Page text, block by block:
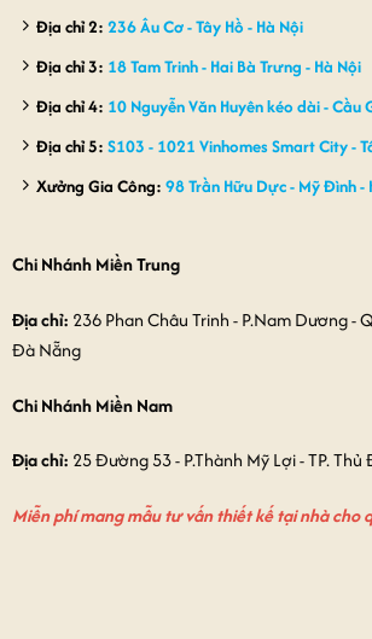
Địa chỉ 2: 236 Âu Cơ - Tây Hồ - Hà Nội
Địa chỉ 3: 18 Tam Trinh - Hai Bà Trưng - Hà Nội
Địa chỉ 4: 10 Nguyễn Văn Huyên kéo dài - Cầu
Địa chỉ 5: S103 - 1021 Vinhomes Smart City -
Xưởng Gia Công: 98 Trần Hữu Dực - Mỹ Đình -
Chi Nhánh Miền Trung
Địa chỉ: 236 Phan Châu Trinh - P.Nam Dương -
Đà Nẵng
Chi Nhánh Miền Nam
Địa chỉ: 25 Đường 53 - P.Thành Mỹ Lợi - TP. Thủ
Miễn phí mang mẫu tư vấn thiết kế tại nhà cho